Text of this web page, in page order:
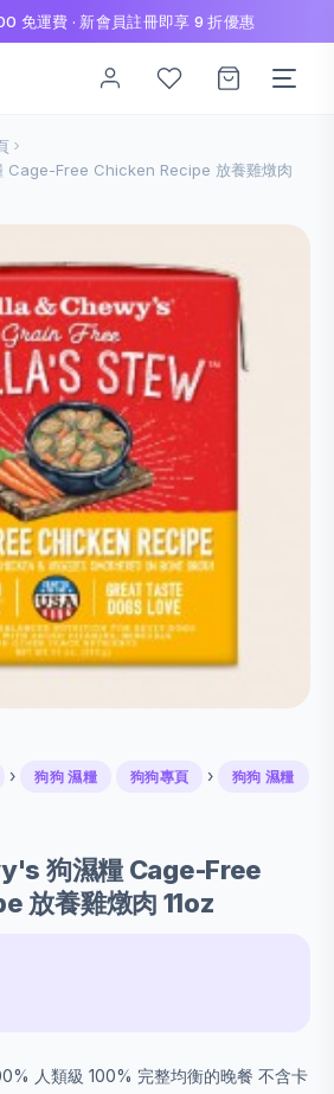
免運費 · 新會員註冊即享 9 折優惠
Cage-Free Chicken Recipe 放養雞燉肉
› 狗狗 濕糧 狗狗專頁 › 狗狗 濕糧
狗濕糧 Cage-Free
放養雞燉肉 11oz
人類級 100% 完整均衡的晚餐 不含卡